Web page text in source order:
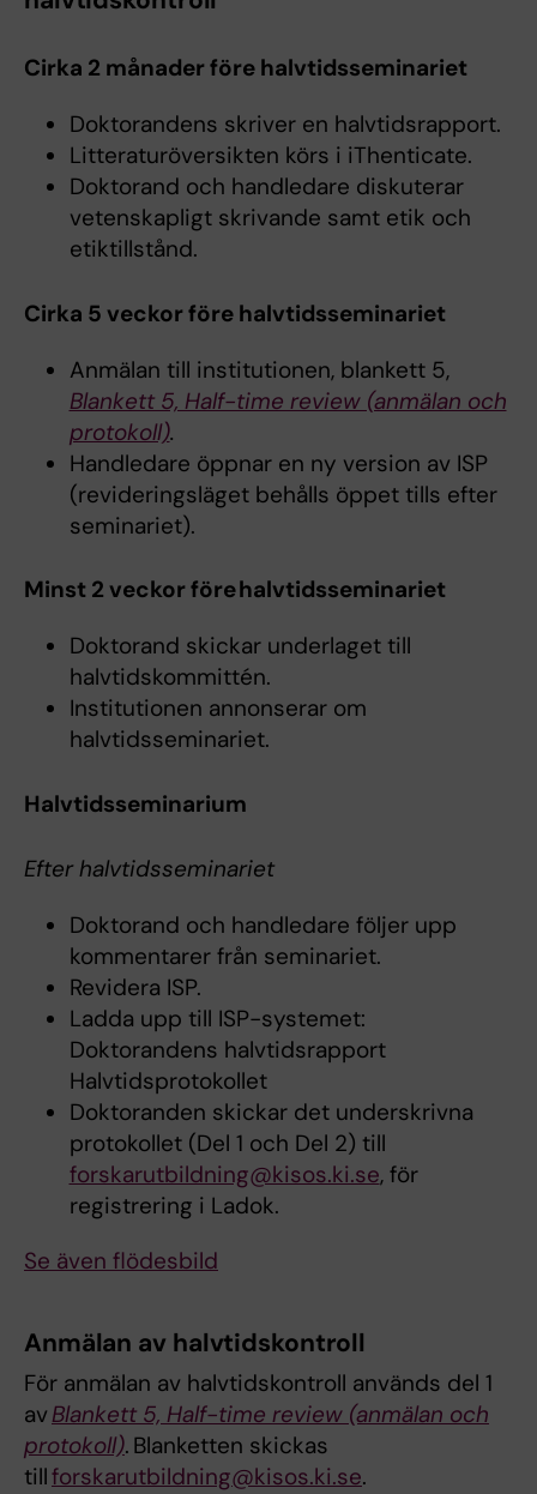
Cirka 2 månader före halvtidsseminariet
Doktorandens skriver en halvtidsrapport.
Litteraturöversikten körs i iThenticate.
Doktorand och handledare diskuterar
vetenskapligt skrivande samt etik och
etiktillstånd.
Cirka 5 veckor före halvtidsseminariet
Anmälan till institutionen, blankett 5,
Blankett 5, Half-time review (anmälan och
protokoll).
Handledare öppnar en ny version av ISP
(revideringsläget behålls öppet tills efter
seminariet).
Minst 2 veckor före halvtidsseminariet
Doktorand skickar underlaget till
halvtidskommittén.
Institutionen annonserar om
halvtidsseminariet.
Halvtidsseminarium
Efter halvtidsseminariet
Doktorand och handledare följer upp
kommentarer från seminariet.
Revidera ISP.
Ladda upp till ISP-systemet:
Doktorandens halvtidsrapport
Halvtidsprotokollet
Doktoranden skickar det underskrivna
protokollet (Del 1 och Del 2) till
forskarutbildning@kisos.ki.se, för
registrering i Ladok.
Se även flödesbild
Anmälan av halvtidskontroll
För anmälan av halvtidskontroll används del 1
avBlankett 5, Half-time review (anmälan och
protokoll). Blanketten skickas
tillforskarutbildning@kisos.ki.se.